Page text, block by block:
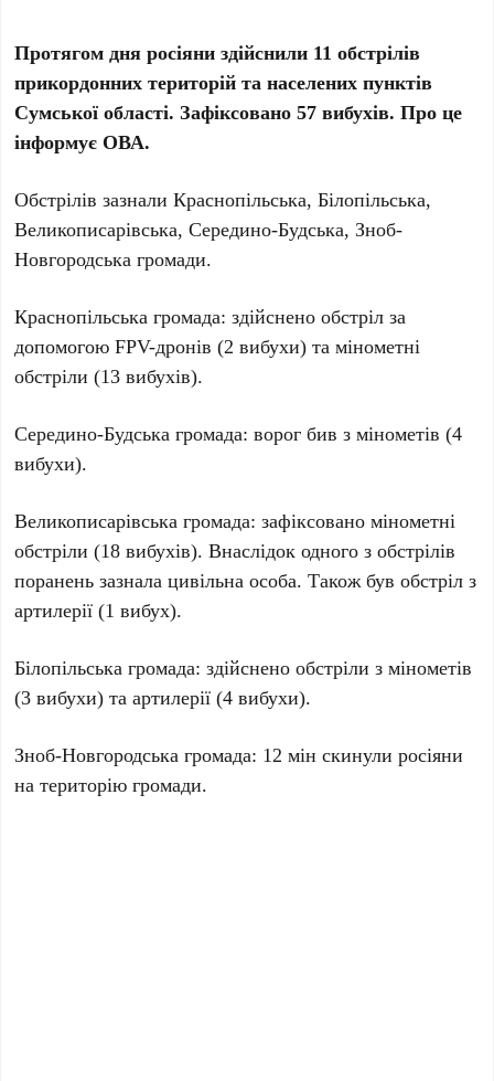
Протягом дня росіяни здійснили 11 обстрілів
прикордонних територій та населених пунктів
Сумської області. Зафіксовано 57 вибухів. Про це
інформує ОВА.
Обстрілів зазнали Краснопільська, Білопільська,
Великописарівська, Середино-Будська, Зноб-
Новгородська громади.
Краснопільська громада: здійснено обстріл за
допомогою FPV-дронів (2 вибухи) та мінометні
обстріли (13 вибухів).
Середино-Будська громада: ворог бив з мінометів (4
вибухи).
Великописарівська громада: зафіксовано мінометні
обстріли (18 вибухів). Внаслідок одного з обстрілів
поранень зазнала цивільна особа. Також був обстріл з
артилерії (1 вибух).
Білопільська громада: здійснено обстріли з мінометів
(3 вибухи) та артилерії (4 вибухи).
Зноб-Новгородська громада: 12 мін скинули росіяни
на територію громади.